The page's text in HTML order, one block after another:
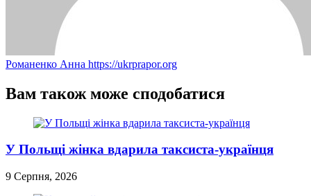
Романенко Анна https://ukrprapor.org
Вам також може сподобатися
У Польщі жінка вдарила таксиста-українця
9 Серпня, 2026